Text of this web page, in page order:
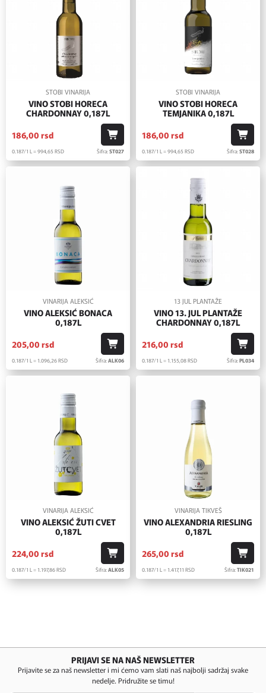
STOBI VINARIJA
VINO STOBI HORECA
CHARDONNAY 0,187L
186,00 rsd
0.187/1 L = 994,65 RSD Šifra:ST027
STOBI VINARIJA
VINO STOBI HORECA
TEMJANIKA 0,187L
186,00 rsd
0.187/1 L = 994,65 RSD Šifra:ST028
VINARIJA ALEKSIĆ
VINO ALEKSIĆ BONACA
0,187L
205,00 rsd
0.187/1 L = 1.096,26RSD Šifra:ALK06
13 JUL PLANTAŽE
VINO 13. JUL PLANTAŽE
CHARDONNAY 0,187L
216,00 rsd
0.187/1 L = 1.155,08RSD Šifra:PL034
VINARIJA ALEKSIĆ
VINO ALEKSIĆ ŽUTI CVET
0,187L
224,00 rsd
0.187/1 L = 1.197,86RSD Šifra:ALK05
VINARIJA TIKVEŠ
VINO ALEXANDRIA RIESLING
0,187L
265,00 rsd
0.187/1 L = 1.417,11 RSD Šifra:TIK021
PRIJAVI SE NA NAŠ NEWSLETTER
Prijavite se za naš newsletter i mi ćemo vam slati naš najbolji sadržaj svake
nedelje. Pridružite se timu!